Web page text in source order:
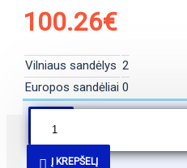
100.26€
Vilniaus sandėlys 2
Europos sandėliai 0
Į KREPŠELĮ
PANAŠŪS PASIŪLYMAI